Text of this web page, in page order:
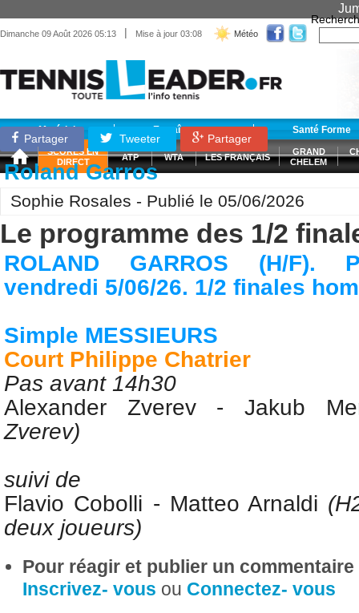
Dimanche 09 Août 2026 05:13 | Mise à jour 03:08 Météo
Matériel Entraînement Santé Forme
SCORES EN
DIRECT
ATP WTA LES FRANÇAIS
GRAND
CHELEM
Partager Tweeter Partager
Roland Garros
Sophie Rosales - Publié le 05/06/2026
Le programme des 1/2
ROLAND GARROS (H/F).
vendredi 5/06/26. 1/2 finales
Simple MESSIEURS
Court Philippe Chatrier
Pas avant 14h30
Alexander Zverev - Jakub
Zverev)
suivi de
Flavio Cobolli - Matteo Arnaldi
deux joueurs)
Pour réagir et publier un
Inscrivez- vous ou Connectez- vous